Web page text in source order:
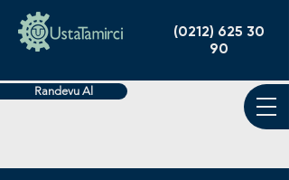
(0212) 625 30
90
Randevu Al